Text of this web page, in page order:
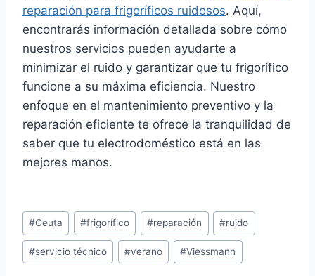
reparación para frigoríficos ruidosos. Aquí,
encontrarás información detallada sobre cómo
nuestros servicios pueden ayudarte a
minimizar el ruido y garantizar que tu frigorífico
funcione a su máxima eficiencia. Nuestro
enfoque en el mantenimiento preventivo y la
reparación eficiente te ofrece la tranquilidad de
saber que tu electrodoméstico está en las
mejores manos.
Etiquetas
de
la
#Ceuta #frigorífico #reparación #ruido
#servicio técnico #verano #Viessmann